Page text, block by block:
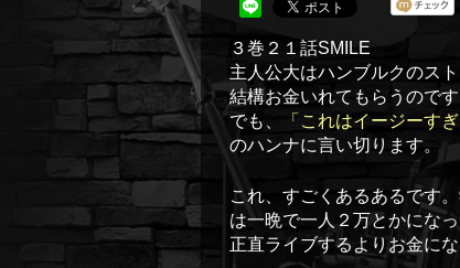
３巻２１話SMILE
主人公大はハンブルクのス
結構お金いれてもらうのです
でも、
「これはイージーす
のハンナに言い切ります。
これ、すごくあるあるです
は一晩で一人２万とかになっ
正直ライブするよりお金にな